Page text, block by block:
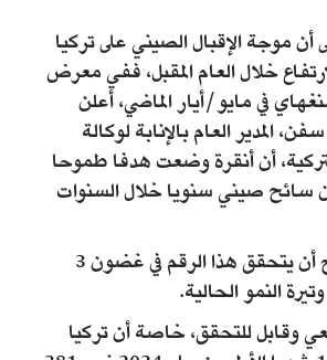
موجة الإقبال الصيني على تركيا
خلال العام المقبل، ففي معرض
في مايو/أيار الماضي، أعلن
المدير العام بالإنابة لوكالة
أن أنقرة وضعت هدفا طموحا
سائح صيني سنويا خلال السنوات
وتوقع سينان سيرح أن يتحقق هذا الرقم في غضون 3
النمو الحالية.
وقابل للتحقق، خاصة أن تركيا